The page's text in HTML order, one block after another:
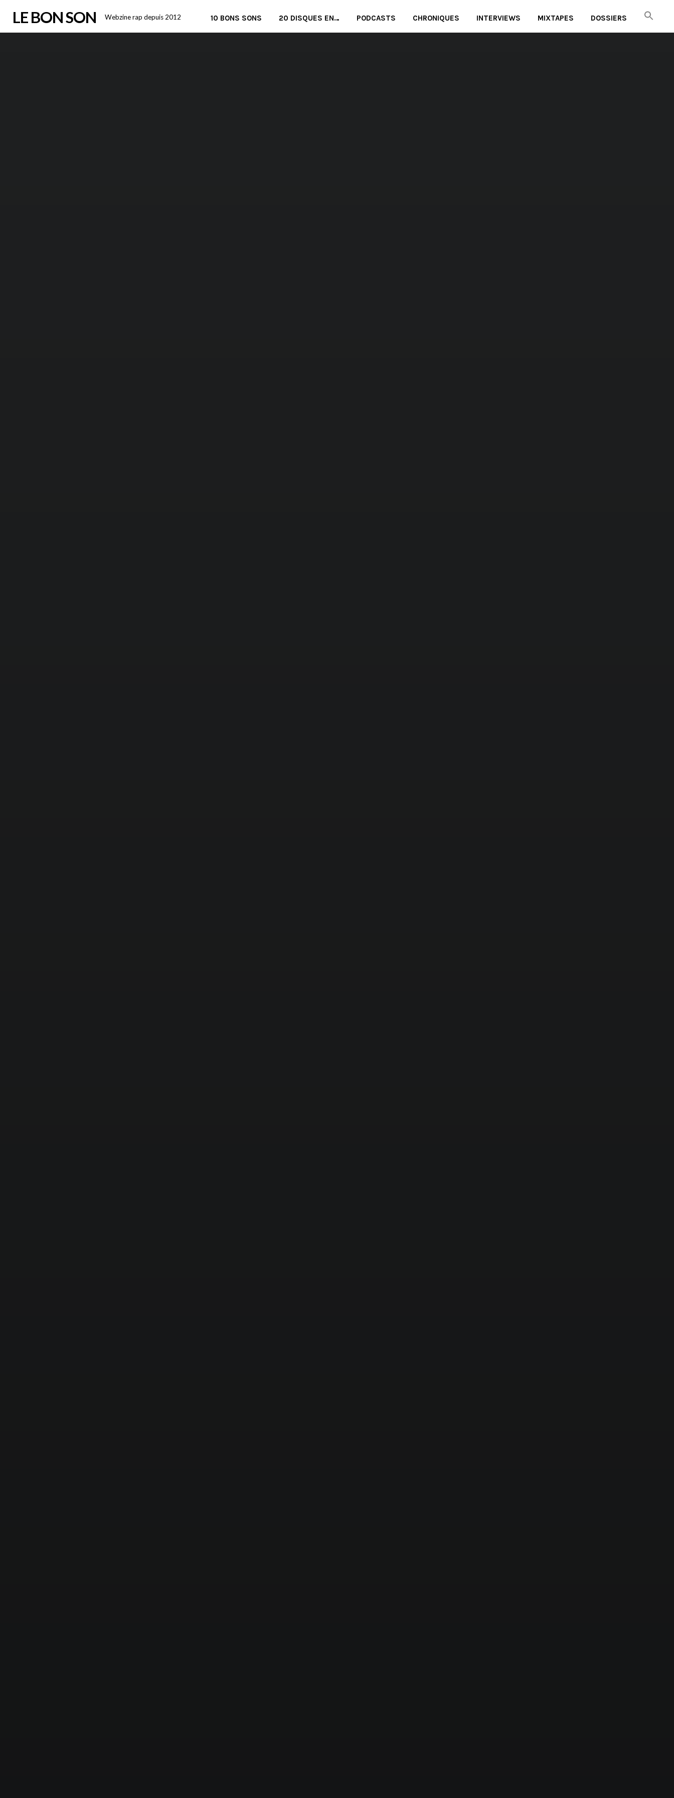
LE BON SON Webzine rap depuis 2012 10 BONS SONS 20 DISQUES EN… PODCASTS CHRONIQUES INTERVIEWS MIXTAPES DOSSIERS